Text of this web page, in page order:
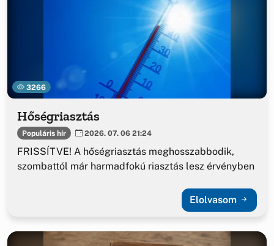
3266
Hőségriasztás
Populáris hír 2026. 07. 06 21:24
FRISSÍTVE! A hőségriasztás meghosszabbodik,
szombattól már harmadfokú riasztás lesz érvényben
Elolvasom